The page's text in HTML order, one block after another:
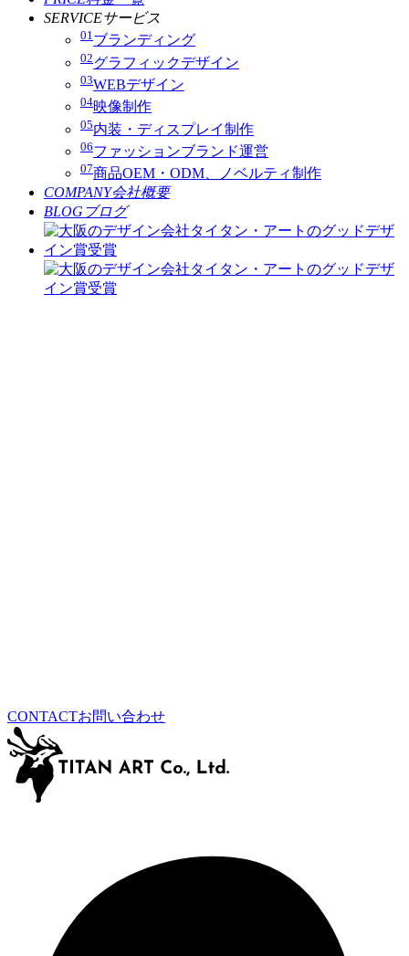
SERVICEサービス
01ブランディング
02グラフィックデザイン
03WEBデザイン
04映像制作
05内装・ディスプレイ制作
06ファッションブランド運営
07商品OEM・ODM、ノベルティ制作
COMPANY会社概要
BLOG ブログ
CONTACTお問い合わせ